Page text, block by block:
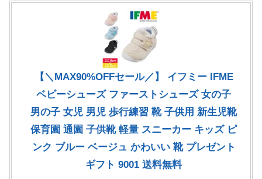
【＼MAX90%OFFセール／】 イフミー IFME
ベビーシューズ ファーストシューズ 女の子
男の子 女児 男児 歩行練習 靴 子供用 新生児靴
保育園 通園 子供靴 軽量 スニーカー キッズ ピ
ンク ブルー ベージュ かわいい 靴 プレゼント
ギフト 9001 送料無料